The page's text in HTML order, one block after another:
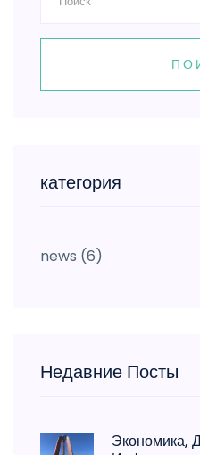
категория
news (6)
Недавние Посты
Экономика,